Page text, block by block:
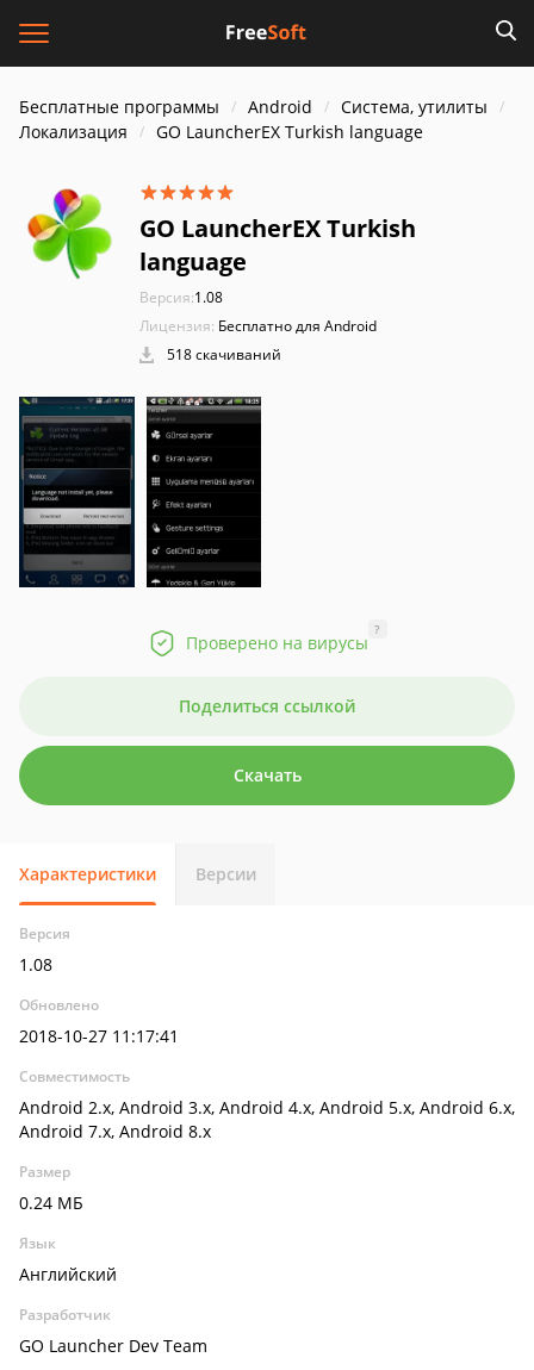
Бесплатные программы Android
Система, утилиты
Локализация
GO LauncherEX Turkish language
GO LauncherEX Turkish
language
Версия:1.08
Лицензия: Бесплатно для Android
518 скачиваний
Проверено на вирусы
?
Поделиться ссылкой
Скачать
Характеристики Версии
Версия
1.08
Обновлено
2018-10-27 11:17:41
Совместимость
Android 2.x, Android 3.x, Android 4.x, Android 5.x, Android 6.x,
Android 7.x, Android 8.x
Размер
0.24 МБ
Язык
Английский
Разработчик
GO Launcher Dev Team